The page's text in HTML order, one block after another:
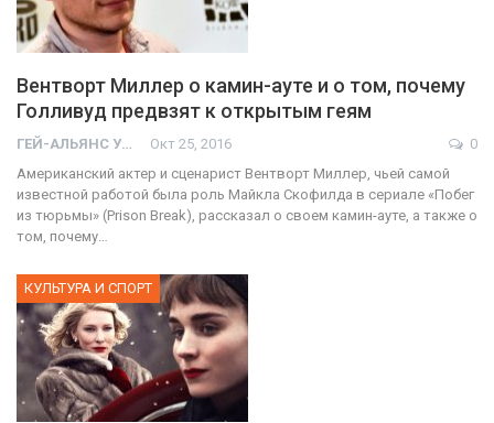
Вентворт Миллер о камин-ауте и о том, почему
Голливуд предвзят к открытым геям
ГЕЙ-АЛЬЯНС УКРАИНА Окт 25, 2016
0
Американский актер и сценарист Вентворт Миллер, чьей самой
известной работой была роль Майкла Скофилда в сериале «Побег
из тюрьмы» (Prison Break), рассказал о своем камин-ауте, а также о
том, почему…
КУЛЬТУРА И СПОРТ